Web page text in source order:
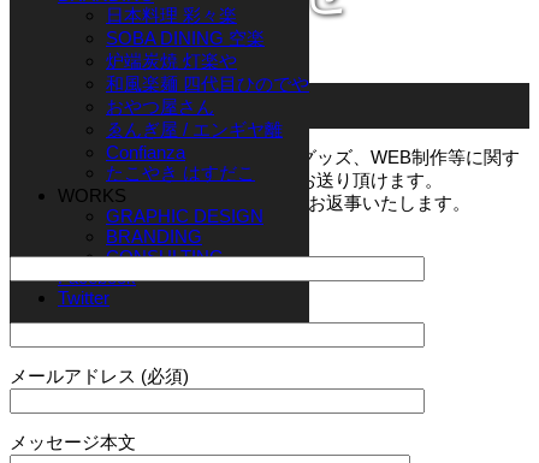
日本料理 彩々楽
SOBA DINING 空楽
炉端炭焼 灯楽や
和風楽麺 四代目ひのでや
おやつ屋さん
ゑんぎ屋 / エンギヤ離
Confianza
たこやき はすだこ
WORKS
GRAPHIC DESIGN
BRANDING
CONSULTING
Facebook
Twitter
ホーム
お問い合わせ
デザイン、ブランディング、印刷、グッズ、WEB制作等に関す
るお問い合わせを送信フォームよりお送り頂けます。
お送り頂いてから通常3営業日以内にお返事いたします。
お名前 (必須)
メールアドレス (必須)
メッセージ本文